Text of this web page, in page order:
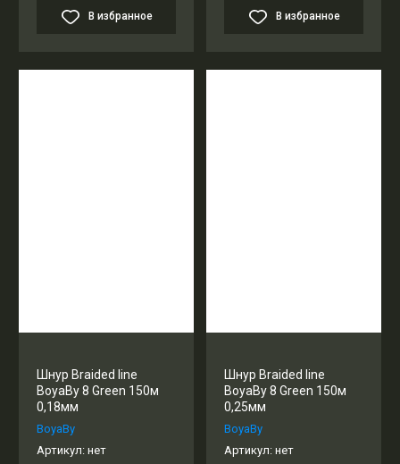
В избранное В избранное
Шнур Braided line
BoyaBy 8 Green 150м
0,18мм
BoyaBy
Артикул: нет
Шнур Braided line
BoyaBy 8 Green 150м
0,25мм
BoyaBy
Артикул: нет